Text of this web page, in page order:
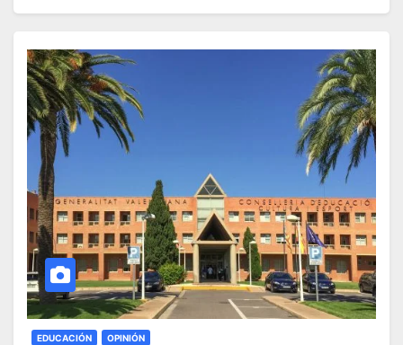
EDUCACIÓN OPINIÓN